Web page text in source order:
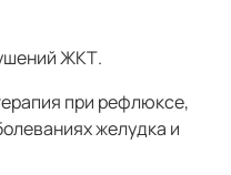
ЖКТ.
при рефлюксе,
желудка и